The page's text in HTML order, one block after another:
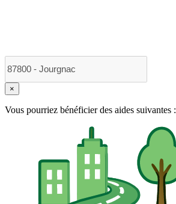
×
Vous pourriez bénéficier des aides suivantes :